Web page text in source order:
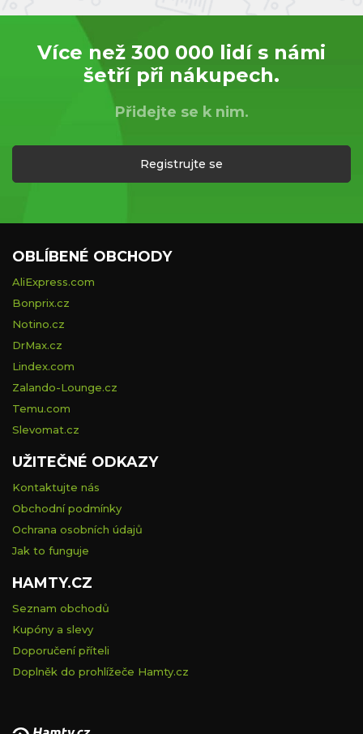
Více než 300 000 lidí s námi
šetří při nákupech.
Přidejte se k nim.
Registrujte se
OBLÍBENÉ OBCHODY
AliExpress.com
Bonprix.cz
Notino.cz
DrMax.cz
Lindex.com
Zalando-Lounge.cz
Temu.com
Slevomat.cz
UŽITEČNÉ ODKAZY
Kontaktujte nás
Obchodní podmínky
Ochrana osobních údajů
Jak to funguje
HAMTY.CZ
Seznam obchodů
Kupóny a slevy
Doporučení příteli
Doplněk do prohlížeče Hamty.cz